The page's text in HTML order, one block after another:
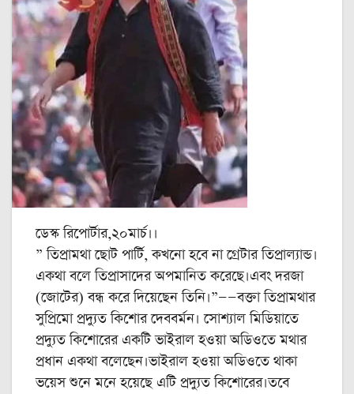
ডেস্ক রিপোর্টার,২০মার্চ।।
” তিপ্রামথা ছোট পার্টি, কখনো হবে না গ্রেটার তিপ্রাল্যান্ড।
একথা বলে তিপ্রাসাদের অপমানিত করেছে।এবং দরজা
(জোটের) বন্ধ করে দিয়েছেন তিনি।”——বক্তা তিপ্রামথার
সুপ্রিমো প্রদ্যুত কিশোর দেববর্মন। সোশ্যাল মিডিয়াতে
প্রদ্যুত কিশোরের একটি ভাইরাল হওয়া অডিওতে মথার
প্রধান একথা বলেছেন।ভাইরাল হওয়া অডিওতে থাকা
ভয়েস শুনে মনে হয়েছে এটি প্রদ্যুত কিশোরের।তবে